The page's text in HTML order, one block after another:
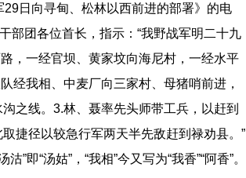
日向寻甸、松林以西前进的部署》的电
部团各位首长，指示：“我野战军明二十九
，一经官坝、黄家坟向海尼村，一经水平
经我相、中麦厂向三家村、母猪哨前进，
之线。3.林、聂率先头师带工兵，以赶到
捷径以较急行军两天半先敌赶到禄劝县。”
”即“汤姑”，“我相”今又写为“我香”“阿香”。